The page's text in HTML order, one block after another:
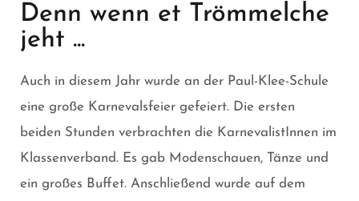
Denn wenn et Trömmelche
jeht ...
Auch in diesem Jahr wurde an der Paul-Klee-Schule
eine große Karnevalsfeier gefeiert. Die ersten
beiden Stunden verbrachten die KarnevalistInnen im
Klassenverband. Es gab Modenschauen, Tänze und
ein großes Buffet. Anschließend wurde auf dem